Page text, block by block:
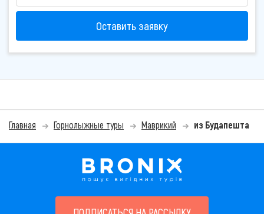
Оставить заявку
Главная Горнолыжные туры Маврикий из Будапешта